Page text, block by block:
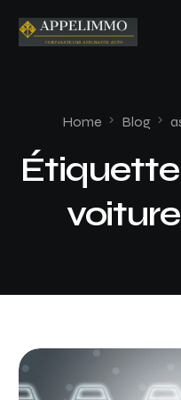
Home Blog
Étiquette